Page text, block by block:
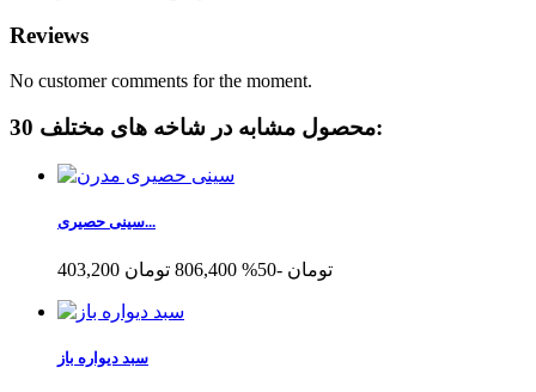
Reviews
No customer comments for the moment.
30 محصول مشابه در شاخه های مختلف:
سینی حصیری...
403,200 تومان -50% 806,400 تومان
سبد دیواره باز